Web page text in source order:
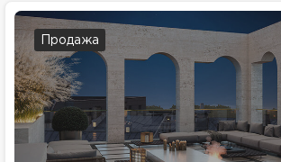
Продажа